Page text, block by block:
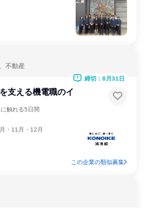
不動産
支える機電職のイ
触れる5日間
・11月・12月
締切：8月31日
この企業の類似募集